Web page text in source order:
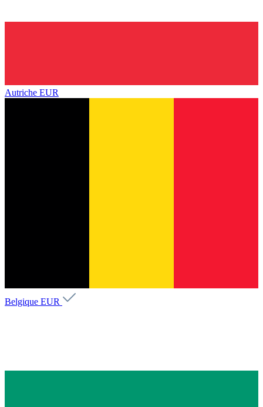
Autriche EUR
Belgique EUR